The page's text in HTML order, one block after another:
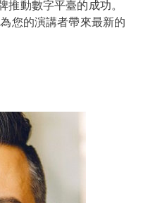
動數字平臺的成功。
您的演講者帶來最新的